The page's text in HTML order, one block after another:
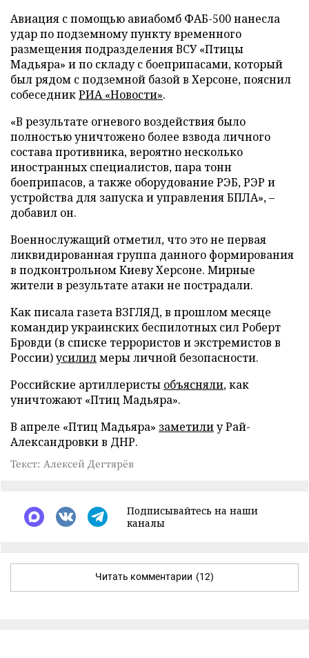
Авиация с помощью авиабомб ФАБ-500 нанесла
удар по подземному пункту временного
размещения подразделения ВСУ «Птицы
Мадьяра» и по складу с боеприпасами, который
был рядом с подземной базой в Херсоне, пояснил
собеседникРИА «Новости».
«В результате огневого воздействия было
полностью уничтожено более взвода личного
состава противника, вероятно несколько
иностранных специалистов, пара тонн
боеприпасов, а также оборудование РЭБ, РЭР и
устройства для запуска и управления БПЛА», –
добавил он.
Военнослужащий отметил, что это не первая
ликвидированная группа данного формирования
в подконтрольном Киеву Херсоне. Мирные
жители в результате атаки не пострадали.
Как писала газета ВЗГЛЯД, в прошлом месяце
командир украинских беспилотных сил Роберт
Бровди (в списке террористов и экстремистов в
России)усилилмеры личной безопасности.
Российские артиллеристы объясняли, как
уничтожают «Птиц Мадьяра».
В апреле «Птиц Мадьяра» заметилиу Рай-
Александровки в ДНР.
Текст: Алексей Дегтярёв
Подписывайтесь на наши
каналы
Читать комментарии (12)